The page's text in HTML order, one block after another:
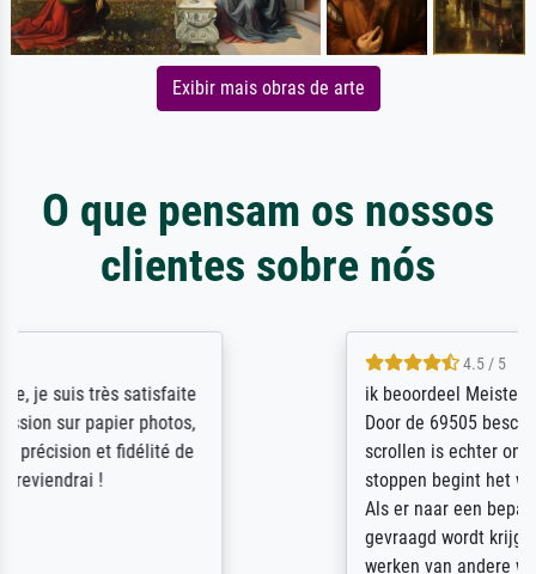
Exibir mais obras de arte
O que pensam os nossos
clientes sobre nós
ik beoordeel Meisterdrucke zeer positief.
Door de 69505 beschikbare kunstenaars
scrollen is echter onbegonnen werk (na
stoppen begint het weer van voor af aan).
Als er naar een bepaalde kunstenaar
gevraagd wordt krijg je ook een aantal
werken van andere wat het onoverzichtelijk